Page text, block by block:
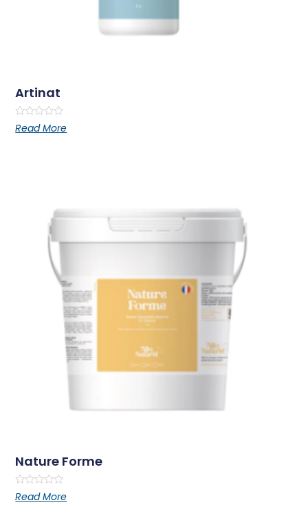
Artinat
Rated
0
Read More
Nature Forme
Rated
0
Read More